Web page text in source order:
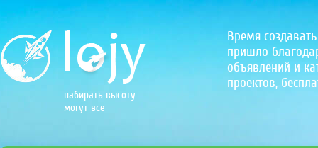
набирать высоту
могут все
Время
пришло
объявлений и
проектов,